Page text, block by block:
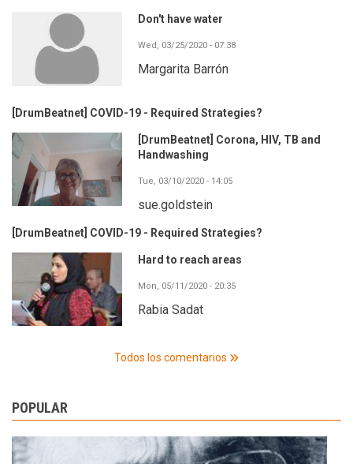
Don't have water
Wed, 03/25/2020 - 07:38
Margarita Barrón
[DrumBeatnet] COVID-19 - Required Strategies?
[DrumBeatnet] Corona, HIV, TB and
Handwashing
Tue, 03/10/2020 - 14:05
sue.goldstein
[DrumBeatnet] COVID-19 - Required Strategies?
Hard to reach areas
Mon, 05/11/2020 - 20:35
Rabia Sadat
Todos los comentarios
POPULAR